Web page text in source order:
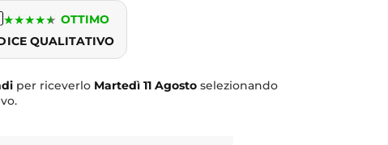
★★★★★ OTTIMO
QUALITATIVO
per riceverlo Martedì 11 Agosto selezionando